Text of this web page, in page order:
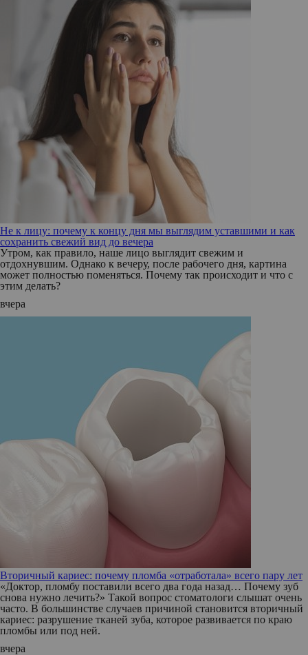
Не к лицу: почему к концу дня мы выглядим уставшими и как
сохранить свежий вид до вечера
Утром, как правило, наше лицо выглядит свежим и
отдохнувшим. Однако к вечеру, после рабочего дня, картина
может полностью поменяться. Почему так происходит и что с
этим делать?
вчера
Вторичный кариес: почему пломба «отработала» всего пару лет
«Доктор, пломбу поставили всего два года назад… Почему зуб
снова нужно лечить?» Такой вопрос стоматологи слышат очень
часто. В большинстве случаев причиной становится вторичный
кариес: разрушение тканей зуба, которое развивается по краю
пломбы или под ней.
вчера